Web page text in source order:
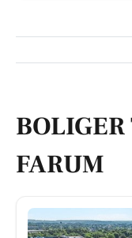
FARUM